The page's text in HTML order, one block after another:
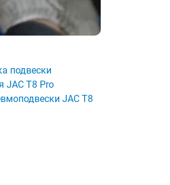
подвески
JAC T8 Pro
JAC T8